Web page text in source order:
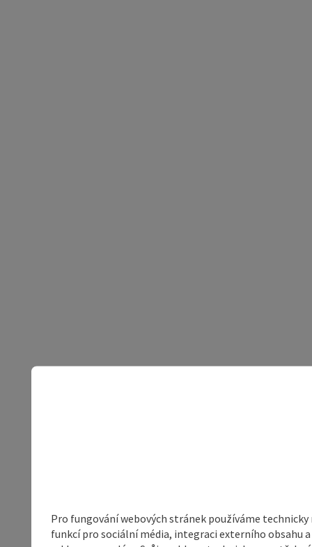
Pro fungování webových stránek používáme
funkcí pro sociální média, integraci externího obsahu